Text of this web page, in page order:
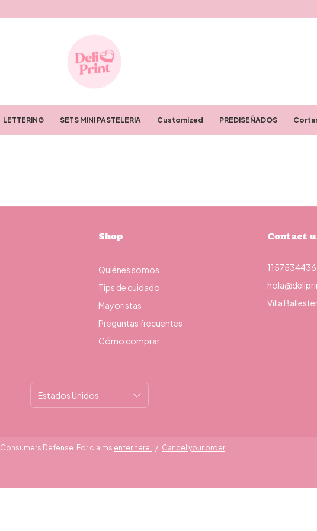
LETTERING SETS MINI PASTELERIA Customized PREDISEÑADOS
Shop
Quiénes somos
Tips de cuidado
Mayoristas
Preguntas frecuentes
Cómo comprar
Contact
1157534436
Villa
Consumers Defense. For claims enter here. / Cancel your order